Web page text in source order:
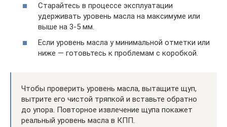
Старайтесь в процессе эксплуатации
удерживать уровень масла на максимуме или
выше на 3-5 мм.
Если уровень масла у минимальной отметки или
ниже — готовьтесь к проблемам с коробкой.
Чтобы проверить уровень масла, вытащите щуп,
вытрите его чистой тряпкой и вставьте обратно
до упора. Повторное извлечение щупа покажет
реальный уровень масла в КПП.